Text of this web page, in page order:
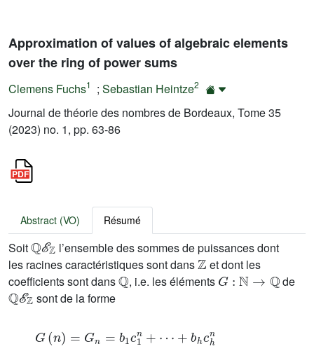
Approximation of values of algebraic elements
over the ring of power sums
Clemens Fuchs1 ; Sebastian Heintze2
Journal de théorie des nombres de Bordeaux, Tome 35
(2023) no. 1, pp. 63-86
Abstract (VO) Résumé
Soit
ℚℰℤ
l’ensemble des sommes de puissances dont
les racines caractéristiques sont dans
ℤ
et dont les
coefficients sont dans
ℚ
, i.e. les éléments
G:ℕ→ℚ
de
ℚℰℤ
sont de la forme
G(n =Gn b1 c 1n+ ⋯ h chn